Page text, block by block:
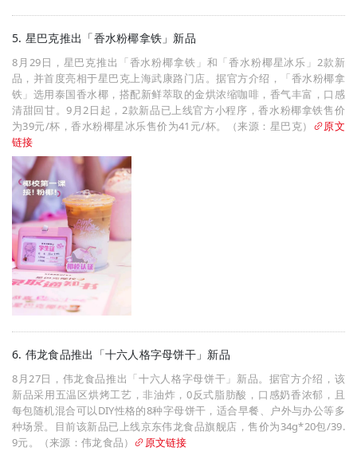
5. 星巴克推出「香水粉椰拿铁」新品
8月29日，星巴克推出「香水粉椰拿铁」和「香水粉椰星冰乐」2款新
品，并首度亮相于星巴克上海武康路门店。据官方介绍，「香水粉椰拿
铁」选用泰国香水椰，搭配新鲜萃取的金烘浓缩咖啡，香气丰富，口感
清甜回甘。9月2日起，2款新品已上线官方小程序，香水粉椰拿铁售价
为39元/杯，香水粉椰星冰乐售价为41元/杯。（来源：星巴克）
原文
链接
6. 伟龙食品推出「十六人格字母饼干」新品
8月27日，伟龙食品推出「十六人格字母饼干」新品。据官方介绍，该
新品采用五温区烘烤工艺，非油炸，0反式脂肪酸，口感奶香浓郁，且
每包随机混合可以DIY性格的8种字母饼干，适合早餐、户外与办公等多
种场景。目前该新品已上线京东伟龙食品旗舰店，售价为34g*20包/39.
9元。（来源：伟龙食品）
原文链接